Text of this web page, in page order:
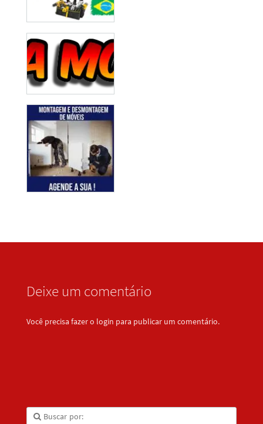
Deixe um comentário
Você precisa fazer o login para publicar um comentário.